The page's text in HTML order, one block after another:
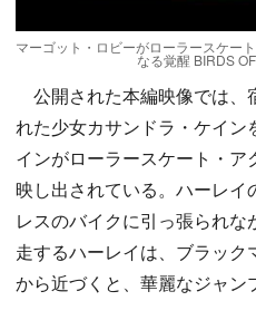
マーゴット・ロビーがローラースケ
なる覚醒 BIRDS
公開された本編映像では、
れた少女カサンドラ・ケイン
インがローラースケート・
映し出されている。ハーレイ
レスのバイクに引っ張られ
走するハーレイは、ブラッ
から近づくと、華麗なジャン